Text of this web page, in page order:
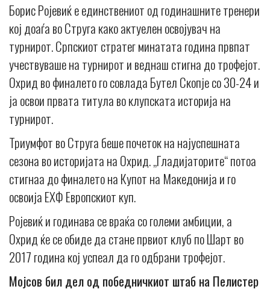
Борис Ројевиќ е единствениот од годинашните тренери
кој доаѓа во Струга како актуелен освојувач на
турнирот. Српскиот стратег минатата година првпат
учествуваше на турнирот и веднаш стигна до трофејот.
Охрид во финалето го совлада Бутел Скопје со 30-24 и
ја освои првата титула во клупската историја на
турнирот.
Триумфот во Струга беше почеток на најуспешната
сезона во историјата на Охрид. „Гладијаторите“ потоа
стигнаа до финалето на Купот на Македонија и го
освоија ЕХФ Европскиот куп.
Ројевиќ и годинава се враќа со големи амбиции, а
Охрид ќе се обиде да стане првиот клуб по Шарт во
2017 година кој успеал да го одбрани трофејот.
Мојсов бил дел од победничкиот штаб на Пелистер